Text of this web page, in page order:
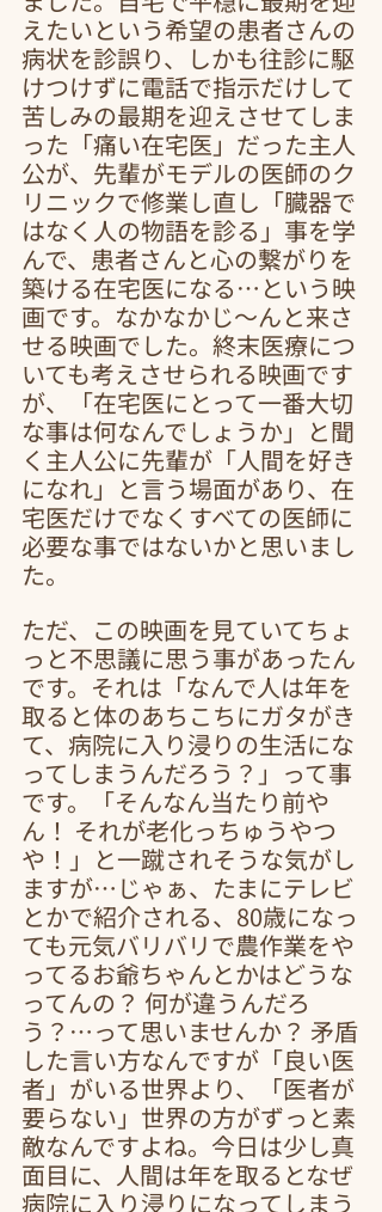
えたいという希望の患者さんの
病状を診誤り、しかも往診に駆
けつけずに電話で指示だけして
苦しみの最期を迎えさせてしま
った「痛い在宅医」だった主人
公が、先輩がモデルの医師のク
リニックで修業し直し「臓器で
はなく人の物語を診る」事を学
んで、患者さんと心の繋がりを
築ける在宅医になる…という映
画です。なかなかじ～んと来さ
せる映画でした。終末医療につ
いても考えさせられる映画です
が、「在宅医にとって一番大切
な事は何なんでしょうか」と聞
く主人公に先輩が「人間を好き
になれ」と言う場面があり、在
宅医だけでなくすべての医師に
必要な事ではないかと思いまし
た。
ただ、この映画を見ていてちょ
っと不思議に思う事があったん
です。それは「なんで人は年を
取ると体のあちこちにガタがき
て、病院に入り浸りの生活にな
ってしまうんだろう？」って事
です。「そんなん当たり前や
ん！ それが老化っちゅうやつ
や！」と一蹴されそうな気がし
ますが…じゃぁ、たまにテレビ
とかで紹介される、80歳になっ
ても元気バリバリで農作業をや
ってるお爺ちゃんとかはどうな
ってんの？ 何が違うんだろ
う？…って思いませんか？ 矛盾
した言い方なんですが「良い医
者」がいる世界より、「医者が
要らない」世界の方がずっと素
敵なんですよね。今日は少し真
面目に、人間は年を取るとなぜ
病院に入り浸りになってしまう